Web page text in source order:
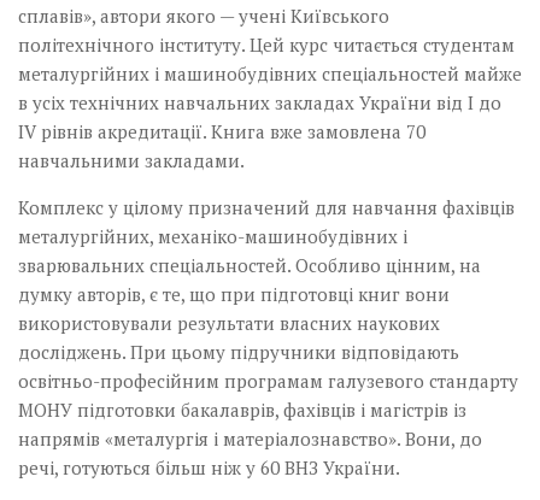
сплавів», автори якого — учені Київського
політехнічного інституту. Цей курс читається студентам
металургійних і машинобудівних спеціальностей майже
в усіх технічних навчальних закладах України від І до
IV рівнів акредитації. Книга вже замовлена 70
навчальними закладами.
Комплекс у цілому призначений для навчання фахівців
металургійних, механіко-машинобудівних і
зварювальних спеціальностей. Особливо цінним, на
думку авторів, є те, що при підготовці книг вони
використовували результати власних наукових
досліджень. При цьому підручники відповідають
освітньо-професійним програмам галузевого стандарту
МОНУ підготовки бакалаврів, фахівців і магістрів із
напрямів «металургія і матеріалознавство». Вони, до
речі, готуються більш ніж у 60 ВНЗ України.